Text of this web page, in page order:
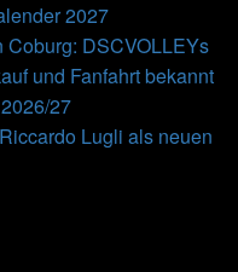
2027
DSCVOLLEYs
und Fanfahrt bekannt
27
Lugli als neuen